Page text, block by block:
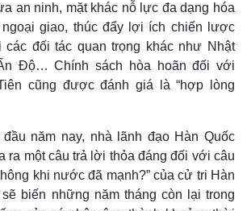
Multimedia
Video
E-Magazine
Infographic
an ninh, mặt khác nỗ lực đa dạng hóa
giao, thúc đẩy lợi ích chiến lược
đối tác quan trọng khác như Nhật
Độ… Chính sách hòa hoãn đối với
cũng được đánh giá là “hợp lòng
năm nay, nhà lãnh đạo Hàn Quốc
ra một câu trả lời thỏa đáng đối với câu
khi nước đã mạnh?” của cử tri Hàn
biến những năm tháng còn lại trong